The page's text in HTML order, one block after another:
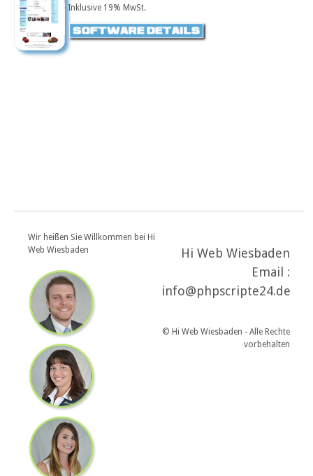
Inklusive 19% MwSt.
Wir heißen Sie Willkommen bei Hi
Web Wiesbaden
Hi Web Wiesbaden
Email :
info@phpscripte24.de
© Hi Web Wiesbaden - Alle Rechte
vorbehalten